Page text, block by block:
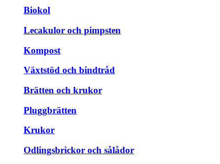
Biokol
Lecakulor och pimpsten
Kompost
Växtstöd och bindtråd
Brätten och krukor
Pluggbrätten
Krukor
Odlingsbrickor och sålådor